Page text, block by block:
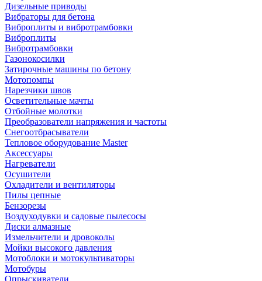
Дизельные приводы
Вибраторы для бетона
Виброплиты и вибротрамбовки
Виброплиты
Вибротрамбовки
Газонокосилки
Затирочные машины по бетону
Мотопомпы
Нарезчики швов
Осветительные мачты
Отбойные молотки
Преобразователи напряжения и частоты
Снегоотбрасыватели
Тепловое оборудование Master
Аксессуары
Нагреватели
Осушители
Охладители и вентиляторы
Пилы цепные
Бензорезы
Воздуходувки и садовые пылесосы
Диски алмазные
Измельчители и дровоколы
Мойки высокого давления
Мотоблоки и мотокультиваторы
Мотобуры
Опрыскиватели